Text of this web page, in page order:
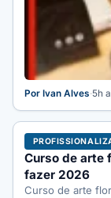
Por Ivan Alves·5h
Curso de arte
fazer 2026
Curso de arte